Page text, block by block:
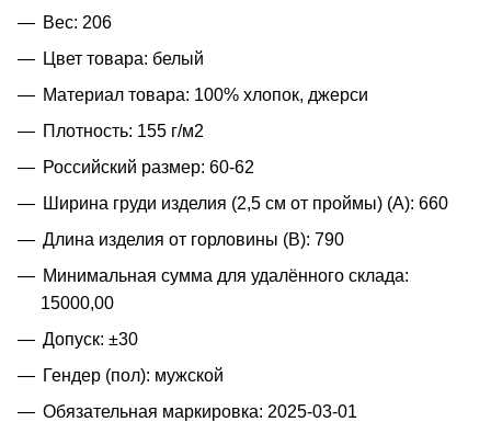
Вес: 206
Цвет товара: белый
Материал товара: 100% хлопок, джерси
Плотность: 155 г/м2
Российский размер: 60-62
Ширина груди изделия (2,5 см от проймы) (A): 660
Длина изделия от горловины (B): 790
Минимальная сумма для удалённого склада:
15000,00
Допуск: ±30
Гендер (пол): мужской
Обязательная маркировка: 2025-03-01